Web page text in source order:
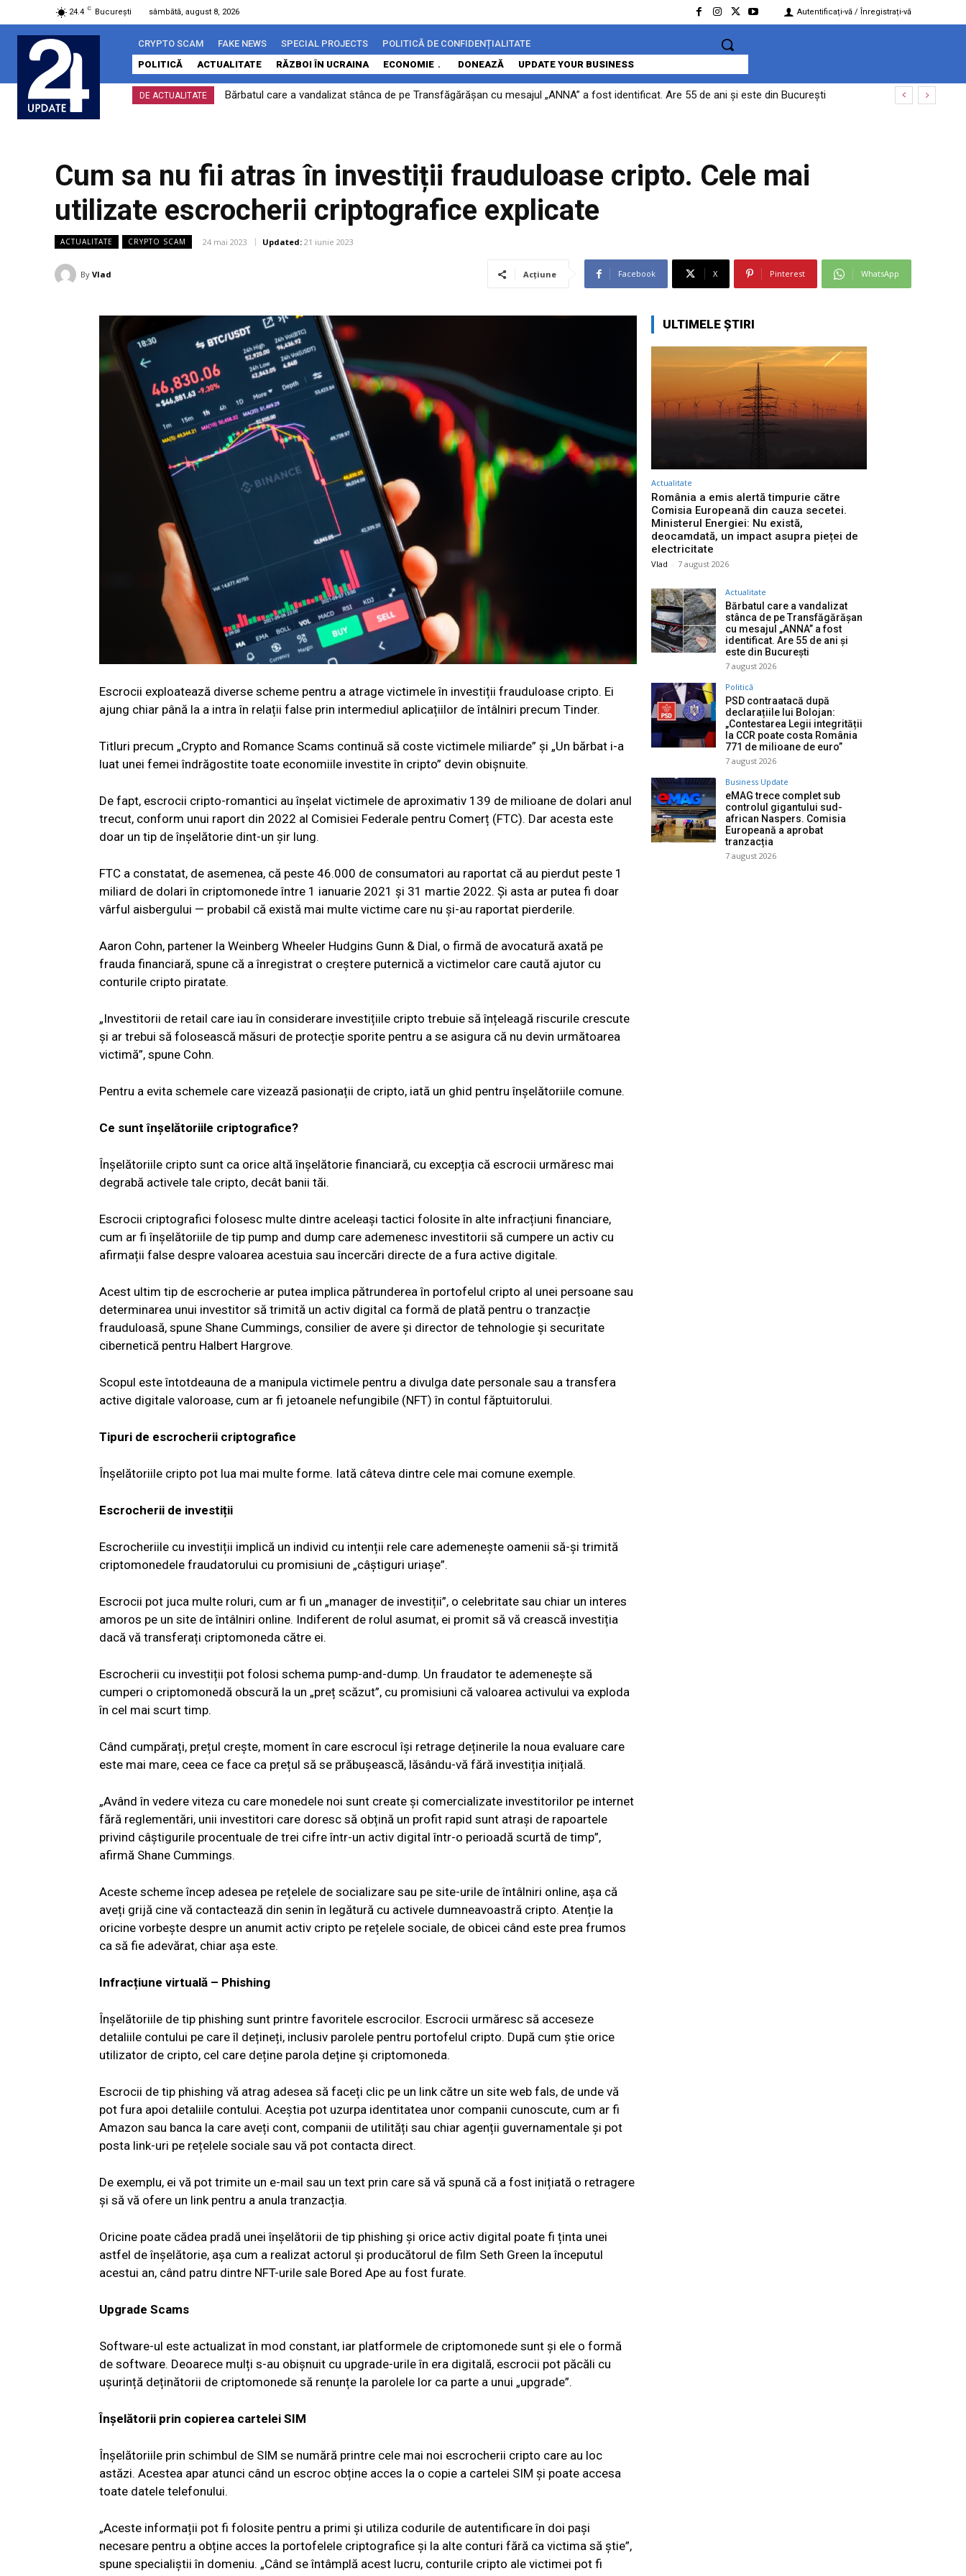
24.4 C București sâmbătă, august 8, 2026 Autentificați-vă / Înregistrați-vă
CRYPTO SCAM FAKE NEWS SPECIAL PROJECTS
POLITICĂ DE CONFIDENȚIALITATE
POLITICĂ
ACTUALITATE RĂZBOI ÎN UCRAINA ECONOMIE DONEAZĂ UPDATE YOUR BUSINESS
DE ACTUALITATE Bărbatul care a vandalizat stânca de pe Transfăgărășan cu mesajul „ANNA” a fost identificat. Are 55 de ani și este din București
Cum sa nu fii atras în investiții frauduloase cripto. Cele mai
utilizate escrocherii criptografice explicate
ACTUALITATE CRYPTO SCAM 24 mai 2023 Updated: 21 iunie 2023
By Vlad Acțiune Facebook X Pinterest WhatsApp
Escrocii exploatează diverse scheme pentru a atrage victimele în investiții frauduloase cripto. Ei
ajung chiar până la a intra în relații false prin intermediul aplicațiilor de întâlniri precum Tinder.
Titluri precum „Crypto and Romance Scams continuă să coste victimele miliarde” și „Un bărbat i-a
luat unei femei îndrăgostite toate economiile investite în cripto” devin obișnuite.
De fapt, escrocii cripto-romantici au înșelat victimele de aproximativ 139 de milioane de dolari anul
trecut, conform unui raport din 2022 al Comisiei Federale pentru Comerț (FTC). Dar acesta este
doar un tip de înșelătorie dint-un șir lung.
FTC a constatat, de asemenea, că peste 46.000 de consumatori au raportat că au pierdut peste 1
miliard de dolari în criptomonede între 1 ianuarie 2021 și 31 martie 2022. Și asta ar putea fi doar
vârful aisbergului — probabil că există mai multe victime care nu și-au raportat pierderile.
Aaron Cohn, partener la Weinberg Wheeler Hudgins Gunn & Dial, o firmă de avocatură axată pe
frauda financiară, spune că a înregistrat o creștere puternică a victimelor care caută ajutor cu
conturile cripto piratate.
„Investitorii de retail care iau în considerare investițiile cripto trebuie să înțeleagă riscurile crescute
și ar trebui să folosească măsuri de protecție sporite pentru a se asigura că nu devin următoarea
victimă”, spune Cohn.
Pentru a evita schemele care vizează pasionații de cripto, iată un ghid pentru înșelătoriile comune.
Ce sunt înșelătoriile criptografice?
Înșelătoriile cripto sunt ca orice altă înșelătorie financiară, cu excepția că escrocii urmăresc mai
degrabă activele tale cripto, decât banii tăi.
Escrocii criptografici folosesc multe dintre aceleași tactici folosite în alte infracțiuni financiare,
cum ar fi înșelătoriile de tip pump and dump care ademenesc investitorii să cumpere un activ cu
afirmații false despre valoarea acestuia sau încercări directe de a fura active digitale.
Acest ultim tip de escrocherie ar putea implica pătrunderea în portofelul cripto al unei persoane sau
determinarea unui investitor să trimită un activ digital ca formă de plată pentru o tranzacție
frauduloasă, spune Shane Cummings, consilier de avere și director de tehnologie și securitate
cibernetică pentru Halbert Hargrove.
Scopul este întotdeauna de a manipula victimele pentru a divulga date personale sau a transfera
active digitale valoroase, cum ar fi jetoanele nefungibile (NFT) în contul făptuitorului.
Tipuri de escrocherii criptografice
Înșelătoriile cripto pot lua mai multe forme. Iată câteva dintre cele mai comune exemple.
Escrocherii de investiții
Escrocheriile cu investiții implică un individ cu intenții rele care ademenește oamenii să-și trimită
criptomonedele fraudatorului cu promisiuni de „câștiguri uriașe”.
Escrocii pot juca multe roluri, cum ar fi un „manager de investiții”, o celebritate sau chiar un interes
amoros pe un site de întâlniri online. Indiferent de rolul asumat, ei promit să vă crească investiția
dacă vă transferați criptomoneda către ei.
Escrocherii cu investiții pot folosi schema pump-and-dump. Un fraudator te ademenește să
cumperi o criptomonedă obscură la un „preț scăzut”, cu promisiuni că valoarea activului va exploda
în cel mai scurt timp.
Când cumpărați, prețul crește, moment în care escrocul își retrage deținerile la noua evaluare care
este mai mare, ceea ce face ca prețul să se prăbușească, lăsându-vă fără investiția inițială.
„Având în vedere viteza cu care monedele noi sunt create și comercializate investitorilor pe internet
fără reglementări, unii investitori care doresc să obțină un profit rapid sunt atrași de rapoartele
privind câștigurile procentuale de trei cifre într-un activ digital într-o perioadă scurtă de timp”,
afirmă Shane Cummings.
Aceste scheme încep adesea pe rețelele de socializare sau pe site-urile de întâlniri online, așa că
aveți grijă cine vă contactează din senin în legătură cu activele dumneavoastră cripto. Atenție la
oricine vorbește despre un anumit activ cripto pe rețelele sociale, de obicei când este prea frumos
ca să fie adevărat, chiar așa este.
Infracțiune virtuală – Phishing
Înșelătoriile de tip phishing sunt printre favoritele escrocilor. Escrocii urmăresc să acceseze
detaliile contului pe care îl dețineți, inclusiv parolele pentru portofelul cripto. După cum știe orice
utilizator de cripto, cel care deține parola deține și criptomoneda.
Escrocii de tip phishing vă atrag adesea să faceți clic pe un link către un site web fals, de unde vă
pot fura apoi detaliile contului. Aceștia pot uzurpa identitatea unor companii cunoscute, cum ar fi
Amazon sau banca la care aveți cont, companii de utilități sau chiar agenții guvernamentale și pot
posta link-uri pe rețelele sociale sau vă pot contacta direct.
De exemplu, ei vă pot trimite un e-mail sau un text prin care să vă spună că a fost inițiată o retragere
și să vă ofere un link pentru a anula tranzacția.
Oricine poate cădea pradă unei înșelătorii de tip phishing și orice activ digital poate fi ținta unei
astfel de înșelătorie, așa cum a realizat actorul și producătorul de film Seth Green la începutul
acestui an, când patru dintre NFT-urile sale Bored Ape au fost furate.
Upgrade Scams
Software-ul este actualizat în mod constant, iar platformele de criptomonede sunt și ele o formă
de software. Deoarece mulți s-au obișnuit cu upgrade-urile în era digitală, escrocii pot păcăli cu
ușurință deținătorii de criptomonede să renunțe la parolele lor ca parte a unui „upgrade”.
Înșelătorii prin copierea cartelei SIM
Înșelătoriile prin schimbul de SIM se numără printre cele mai noi escrocherii cripto care au loc
astăzi. Acestea apar atunci când un escroc obține acces la o copie a cartelei SIM și poate accesa
toate datele telefonului.
„Aceste informații pot fi folosite pentru a primi și utiliza codurile de autentificare în doi pași
necesare pentru a obține acces la portofelele criptografice și la alte conturi fără ca victima să știe”,
spune specialiștii în domeniu. „Când se întâmplă acest lucru, conturile cripto ale victimei pot fi
ULTIMELE ȘTIRI
Actualitate
România a emis alertă timpurie către
Comisia Europeană din cauza secetei.
Ministerul Energiei: Nu există,
deocamdată, un impact asupra pieței de
electricitate
Vlad - 7 august 2026
Actualitate
Bărbatul care a vandalizat
stânca de pe Transfăgărășan
cu mesajul „ANNA” a fost
identificat. Are 55 de ani și
este din București
7 august 2026
Politică
PSD contraatacă după
declarațiile lui Bolojan:
„Contestarea Legii integrității
la CCR poate costa România
771 de milioane de euro”
7 august 2026
Business Update
eMAG trece complet sub
controlul gigantului sud-
african Naspers. Comisia
Europeană a aprobat
tranzacția
7 august 2026